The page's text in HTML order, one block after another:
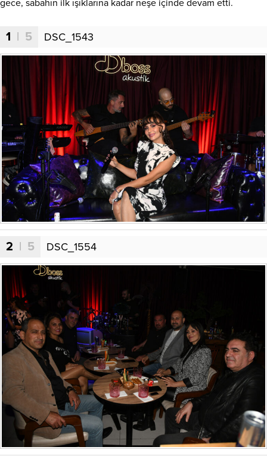
gece, sabahın ilk ışıklarına kadar neşe içinde devam etti.
1 | 5 DSC_1543
2 | 5 DSC_1554